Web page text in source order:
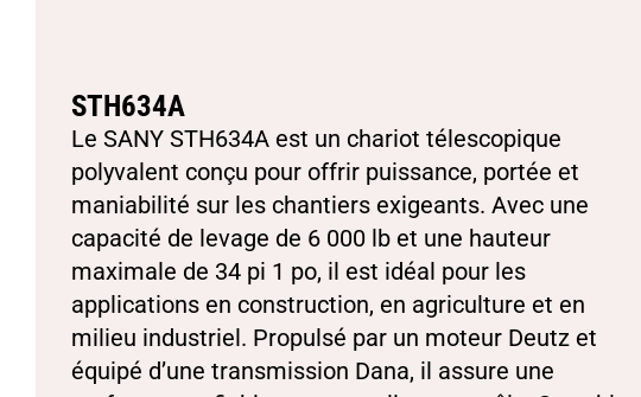
STH634A
Le SANY STH634A est un chariot télescopique
polyvalent conçu pour offrir puissance, portée et
maniabilité sur les chantiers exigeants. Avec une
capacité de levage de 6 000 lb et une hauteur
maximale de 34 pi 1 po, il est idéal pour les
applications en construction, en agriculture et en
milieu industriel. Propulsé par un moteur Deutz et
équipé d’une transmission Dana, il assure une